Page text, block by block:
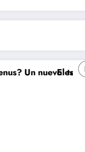
nuevo estudio
El